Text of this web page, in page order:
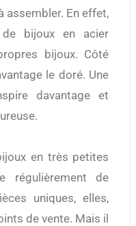
assembler. En effet,
bijoux en acier
bijoux. Côté
le doré. Une
davantage et
en très petites
régulièrement de
uniques, elles,
de vente. Mais il